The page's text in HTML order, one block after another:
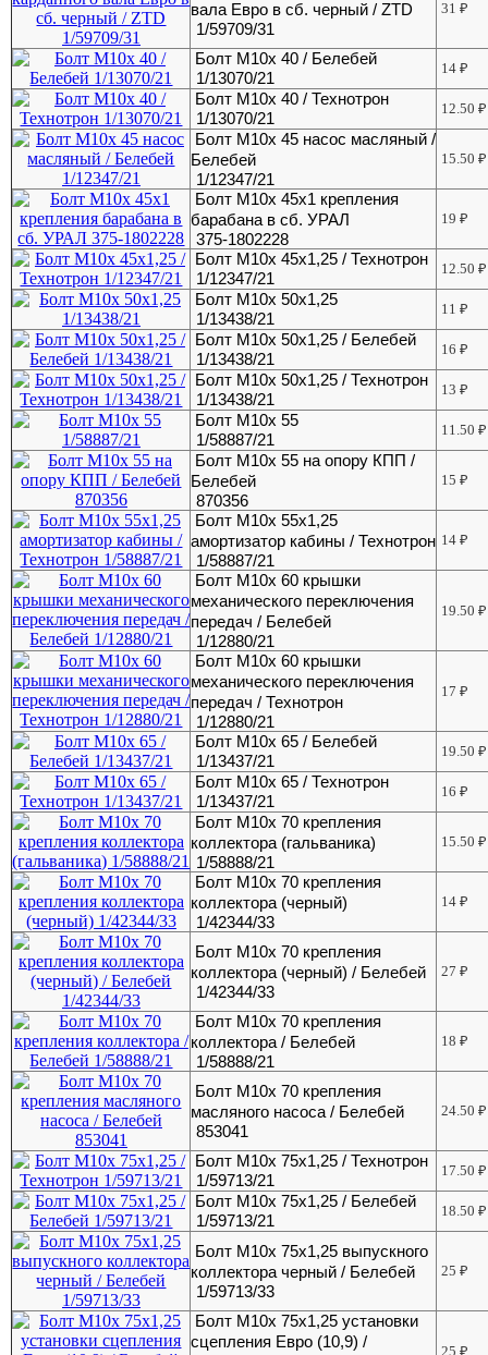
вала Евро в сб. черный / ZTD
1/59709/31
31₽
Болт М10х 40 / Белебей
1/13070/21
14₽
Болт М10х 40 / Технотрон
1/13070/21
12.50₽
Болт М10х 45 насос масляный /
Белебей
1/12347/21
15.50₽
Болт М10х 45х1 крепления
барабана в сб. УРАЛ
375-1802228
19₽
Болт М10х 45х1,25 / Технотрон
1/12347/21
12.50₽
Болт М10х 50х1,25
1/13438/21
11₽
Болт М10х 50х1,25 / Белебей
1/13438/21
16₽
Болт М10х 50х1,25 / Технотрон
1/13438/21
13₽
Болт М10х 55
1/58887/21
11.50₽
Болт М10х 55 на опору КПП /
Белебей
870356
15₽
Болт М10х 55х1,25
амортизатор кабины / Технотрон
1/58887/21
14₽
Болт М10х 60 крышки
механического переключения
передач / Белебей
1/12880/21
19.50₽
Болт М10х 60 крышки
механического переключения
передач / Технотрон
1/12880/21
17₽
Болт М10х 65 / Белебей
1/13437/21
19.50₽
Болт М10х 65 / Технотрон
1/13437/21
16₽
Болт М10х 70 крепления
коллектора (гальваника)
1/58888/21
15.50₽
Болт М10х 70 крепления
коллектора (черный)
1/42344/33
14₽
Болт М10х 70 крепления
коллектора (черный) / Белебей
1/42344/33
27₽
Болт М10х 70 крепления
коллектора / Белебей
1/58888/21
18₽
Болт М10х 70 крепления
масляного насоса / Белебей
853041
24.50₽
Болт М10х 75х1,25 / Технотрон
1/59713/21
17.50₽
Болт М10х 75х1,25 / Белебей
1/59713/21
18.50₽
Болт М10х 75х1,25 выпускного
коллектора черный / Белебей
1/59713/33
25₽
Болт М10х 75х1,25 установки
сцепления Евро (10,9) /
25₽